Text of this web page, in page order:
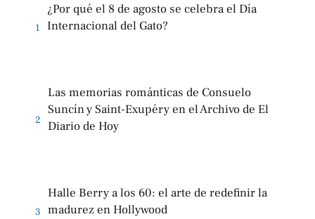
1
¿Por qué el 8 de agosto se celebra el Día
Internacional del Gato?
2
Las memorias románticas de Consuelo
Suncín y Saint-Exupéry en el Archivo de El
Diario de Hoy
3
Halle Berry a los 60: el arte de redefinir la
madurez en Hollywood